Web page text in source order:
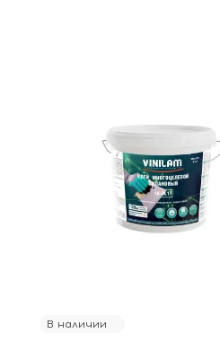
В наличии